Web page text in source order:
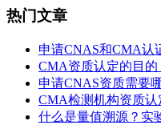
热门文章
申请CNAS和CMA认
CMA资质认定的目的
申请CNAS资质需要
CMA检测机构资质
什么是量值溯源？实